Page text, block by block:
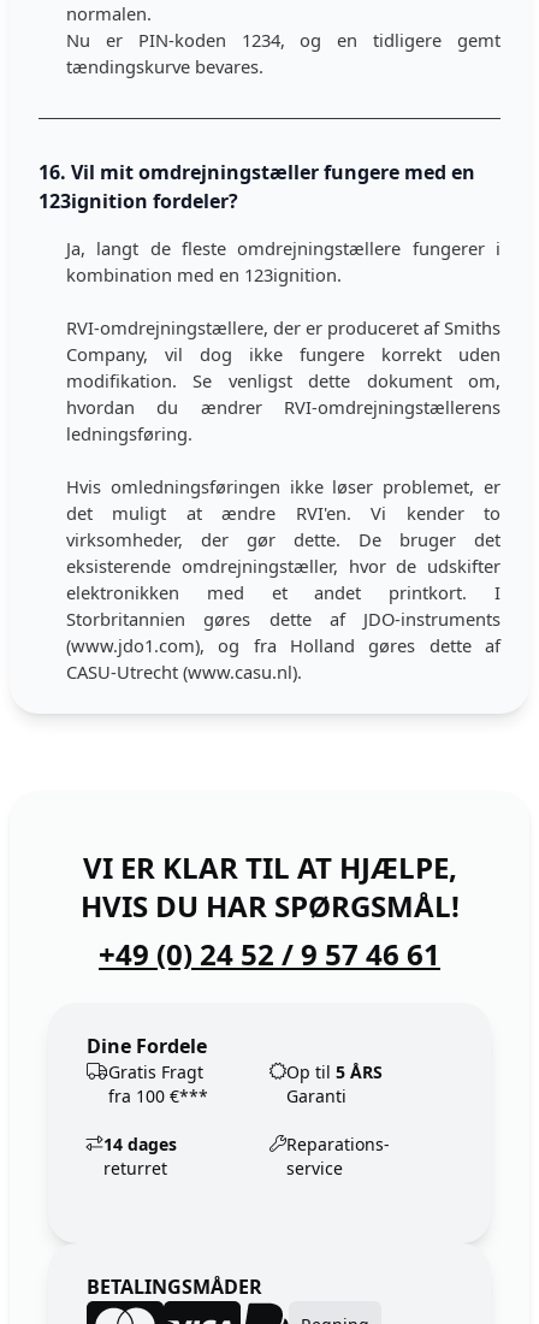
normalen.
Nu er PIN-koden 1234, og en tidligere gemt
tændingskurve bevares.
16. Vil mit omdrejningstæller fungere med en
123ignition fordeler?
Ja, langt de fleste omdrejningstællere fungerer i
kombination med en 123ignition.
RVI-omdrejningstællere, der er produceret af Smiths
Company, vil dog ikke fungere korrekt uden
modifikation. Se venligstdette dokumentom,
hvordan du ændrer RVI-omdrejningstællerens
ledningsføring.
Hvis omledningsføringen ikke løser problemet, er
det muligt at ændre RVI'en. Vi kender to
virksomheder, der gør dette. De bruger det
eksisterende omdrejningstæller, hvor de udskifter
elektronikken med et andet printkort. I
Storbritannien gøres dette af JDO-instruments
(www.jdo1.com), og fra Holland gøres dette af
CASU-Utrecht (www.casu.nl).
VI ER KLAR TIL AT HJÆLPE,
HVIS DU HAR SPØRGSMÅL!
+49 (0) 24 52 / 9 57 46 61
Dine Fordele
Gratis Fragt
fra 100 €***
Op til 5 ÅRS
Garanti
14 dages
returret
Reparations-
service
BETALINGSMÅDER